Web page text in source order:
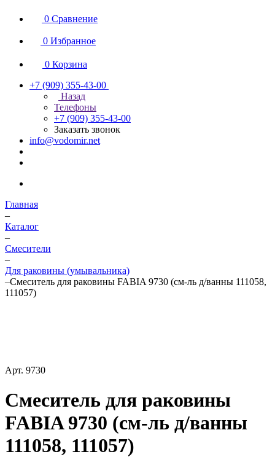
0 Сравнение
0 Избранное
0 Корзина
+7 (909) 355-43-00
Назад
Телефоны
+7 (909) 355-43-00
Заказать звонок
info@vodomir.net
Главная
–
Каталог
–
Смесители
–
Для раковины (умывальника)
–Смеситель для раковины FABIA 9730 (см-ль д/ванны 111058,
111057)
Арт. 9730
Смеситель для раковины
FABIA 9730 (см-ль д/ванны
111058, 111057)